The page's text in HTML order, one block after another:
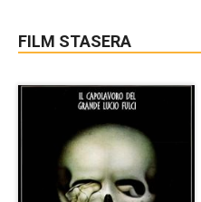
FILM STASERA